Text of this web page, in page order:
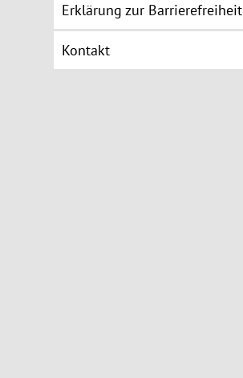
Erklärung zur Barrierefreiheit
Kontakt